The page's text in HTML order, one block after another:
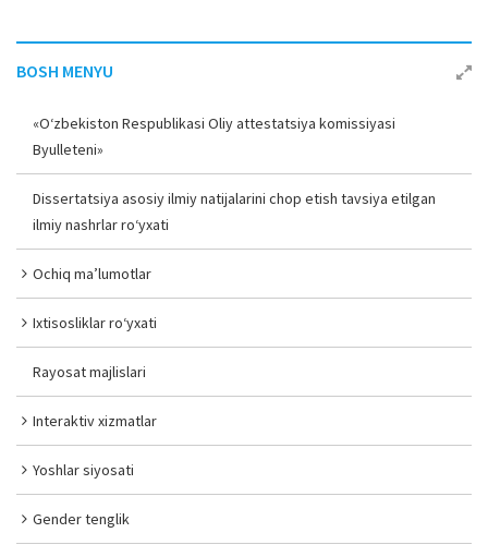
BOSH MENYU
«O‘zbekiston Respublikasi Oliy attestatsiya komissiyasi
Byulleteni»
Dissertatsiya asosiy ilmiy natijalarini chop etish tavsiya etilgan
ilmiy nashrlar ro‘yxati
Ochiq ma’lumotlar
Ixtisosliklar ro‘yxati
Rayosat majlislari
Interaktiv xizmatlar
Yoshlar siyosati
Gender tenglik